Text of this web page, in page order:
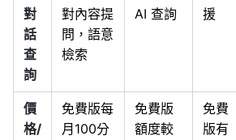
對
話
查
詢
對內容提
問，語意
檢索
AI 查詢
援
價
格/
免費版每
月100分
免費版
額度較
免費
版有